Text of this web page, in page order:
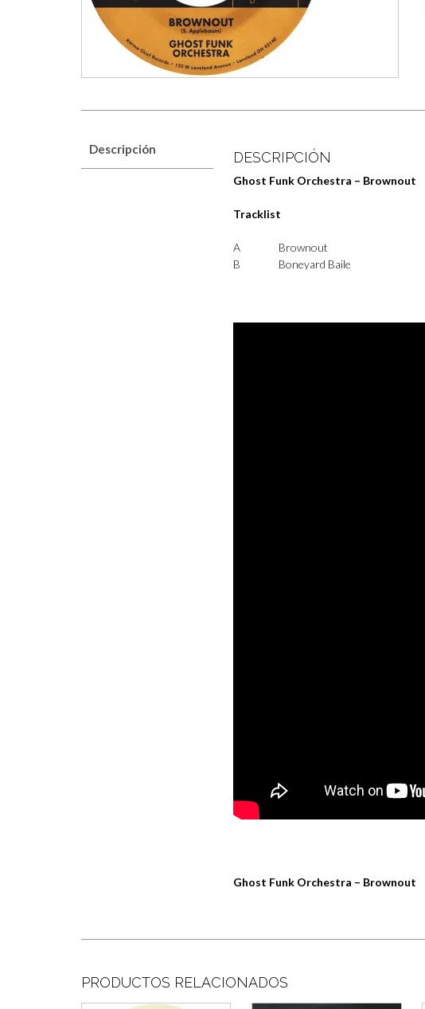
Descripción DESCRIPCIÓN
Ghost Funk Orchestra – Brownout
Tracklist
A
Brownout
B
Boneyard Baile
Ghost Funk Orchestra – Brownout
PRODUCTOS RELACIONADOS